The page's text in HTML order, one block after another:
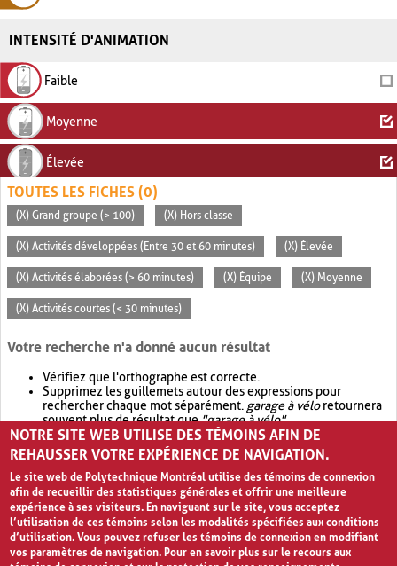
INTENSITÉ D'ANIMATION
Faible
Moyenne
Élevée
TOUTES LES FICHES (0)
(X) Grand groupe (> 100) (X) Hors classe
(X) Activités développées (Entre 30 et 60 minutes) (X) Élevée
(X) Activités élaborées (> 60 minutes) (X) Équipe (X) Moyenne
(X) Activités courtes (< 30 minutes)
Votre recherche n'a donné aucun résultat
Vérifiez que l'orthographe est correcte.
Supprimez les guillemets autour des expressions pour
rechercher chaque mot séparément. garage à véloretournera
souvent plus de résultat que"garage à vélo".
Envisagez d'élargir votre recherche avec OR.garage OR vélo
retournera souvent plus de résultat quegarage à vélo
NOTRE SITE WEB UTILISE DES TÉMOINS AFIN DE
REHAUSSER VOTRE EXPÉRIENCE DE NAVIGATION.
Le site web de Polytechnique Montréal utilise des témoins de connexion
afin de recueillir des statistiques générales et offrir une meilleure
expérience à ses visiteurs. En naviguant sur le site, vous acceptez
l’utilisation de ces témoins selon les modalités spécifiées aux conditions
d’utilisation. Vous pouvez refuser les témoins de connexion en modifiant
vos paramètres de navigation. Pour en savoir plus sur le recours aux